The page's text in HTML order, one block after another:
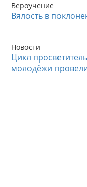
Вероучение
Вялость в
Новости
Цикл
молодёжи